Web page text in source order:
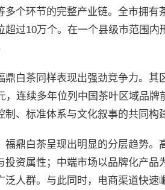
多个环节的完整产业链。全市拥有
超过10万个。在一个县级市范围
鼎白茶同样表现出强劲竞争力。
，连续多年位列中国茶叶区域品
制、标准体系与文化叙事的共同构
福鼎白茶呈现出明显的分层趋势
投资属性；中端市场以品牌化产
泛人群。与此同时，电商渠道快速